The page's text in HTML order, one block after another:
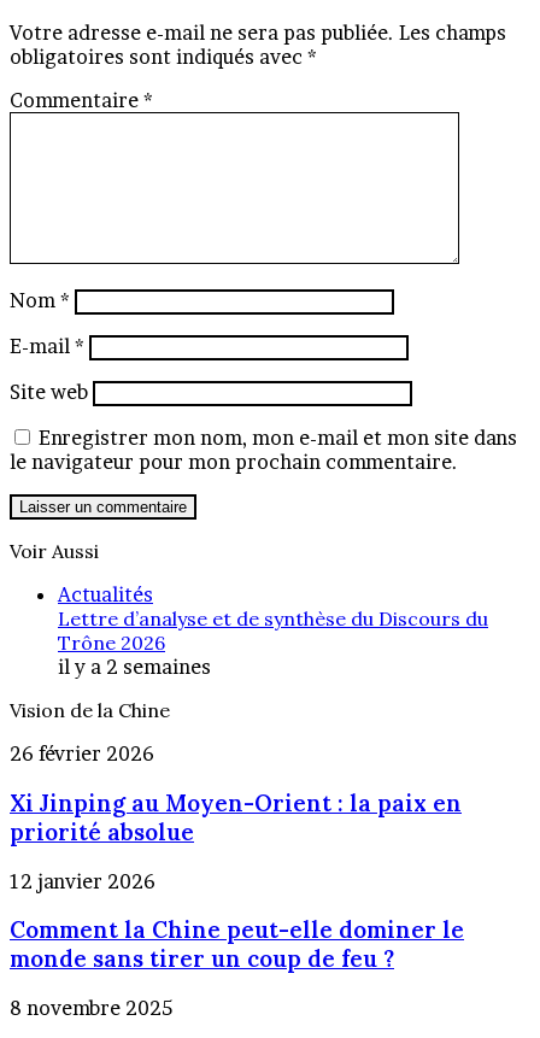
Votre adresse e-mail ne sera pas publiée. Les champs
obligatoires sont indiqués avec *
Commentaire *
Nom *
E-mail *
Site web
Enregistrer mon nom, mon e-mail et mon site dans
le navigateur pour mon prochain commentaire.
Voir Aussi
Actualités
Lettre d’analyse et de synthèse du Discours du
Trône 2026
il y a 2 semaines
Vision de la Chine
Xi
au
Moyen-
Orient
:
paix
en
priorité
26 février 2026
Xi Jinping au Moyen-Orient : la paix en
priorité absolue
Comment
Chine
peut-
elle
dominer
12 janvier 2026
Comment la Chine peut-elle dominer le
monde sans tirer un coup de feu ?
La
8 novembre 2025